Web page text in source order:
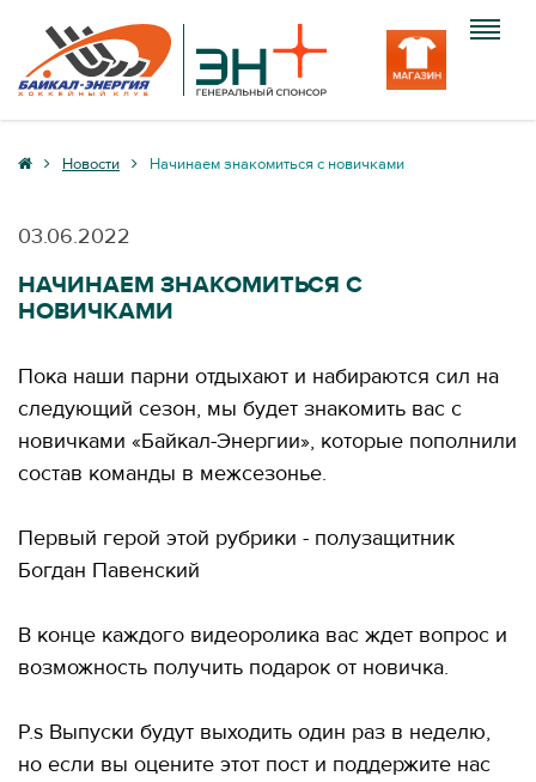
Клуб
Медиа
Вход
Новости Начинаем знакомиться с новичками
03.06.2022
НАЧИНАЕМ ЗНАКОМИТЬСЯ С
НОВИЧКАМИ
Пока наши парни отдыхают и набираются сил на
следующий сезон, мы будет знакомить вас с
новичками «Байкал-Энергии», которые пополнили
состав команды в межсезонье.
Первый герой этой рубрики - полузащитник
Богдан Павенский
В конце каждого видеоролика вас ждет вопрос и
возможность получить подарок от новичка.
P.s Выпуски будут выходить один раз в неделю,
но если вы оцените этот пост и поддержите нас